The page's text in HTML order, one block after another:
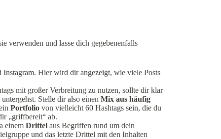
verwenden und lasse dich gegebenenfalls
Instagram. Hier wird dir angezeigt, wie viele Posts
mit großer Verbreitung zu nutzen, sollte dir klar
Stelle dir also einen Mix aus häufig
Portfolio von vielleicht 60 Hashtags sein, die du
„griffbereit“ ab.
einem Drittel aus Begriffen rund um dein
und das letzte Drittel mit den Inhalten